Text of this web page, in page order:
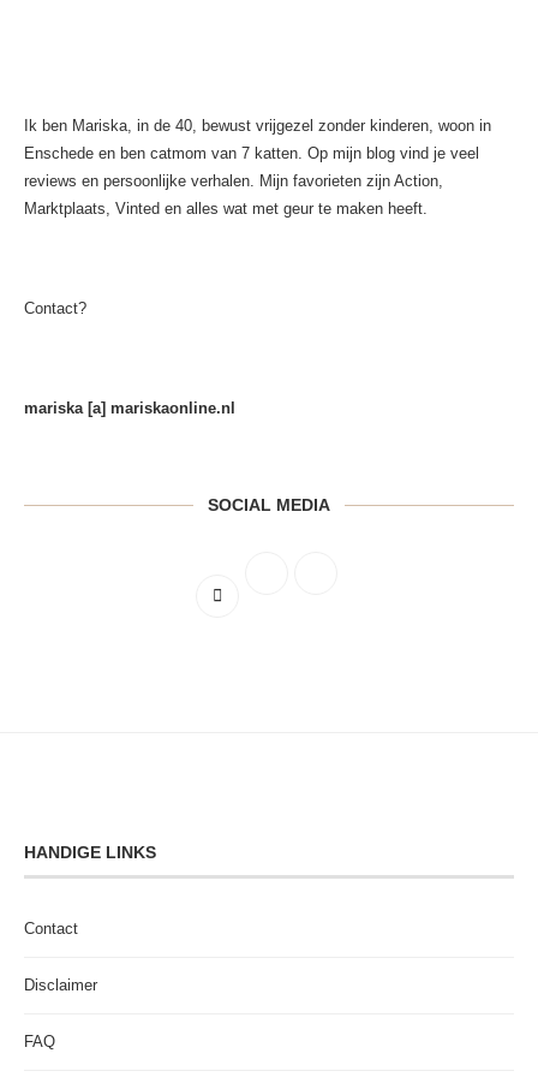
Ik ben Mariska, in de 40, bewust vrijgezel zonder kinderen, woon in
Enschede en ben catmom van 7 katten. Op mijn blog vind je veel
reviews en persoonlijke verhalen. Mijn favorieten zijn Action,
Marktplaats, Vinted en alles wat met geur te maken heeft.
Contact?
mariska [a] mariskaonline.nl
SOCIAL MEDIA
HANDIGE LINKS
Contact
Disclaimer
FAQ